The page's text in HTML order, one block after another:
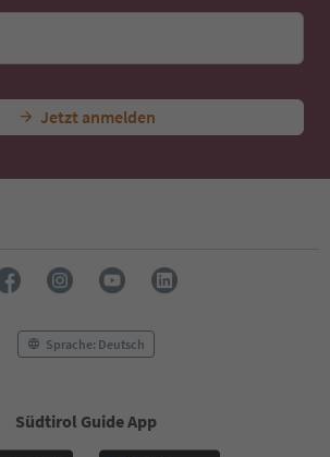
Jetzt anmelden
Sprache: Deutsch
Südtirol Guide App